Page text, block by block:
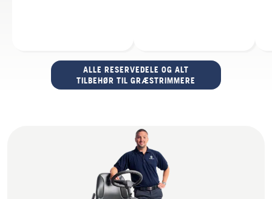
ALLE RESERVEDELE OG ALT
TILBEHØR TIL GRÆSTRIMMERE